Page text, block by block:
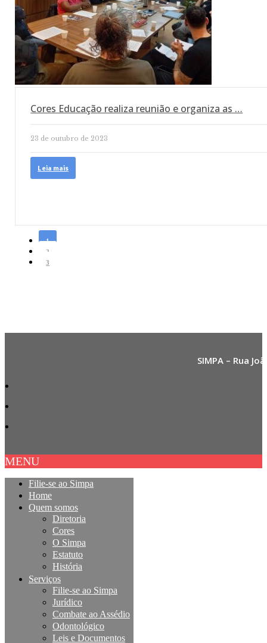
Cores Educação realiza reunião e organiza as …
23 de outubro de 2023
Leia mais
1
2
3
SIMPA – Rua
MENU
Filie-se ao Simpa
Home
Quem somos
Diretoria
Cores
O Simpa
Estatuto
História
Serviços
Filie-se ao Simpa
Jurídico
Combate ao Assédio
Odontológico
Leis e Documentos